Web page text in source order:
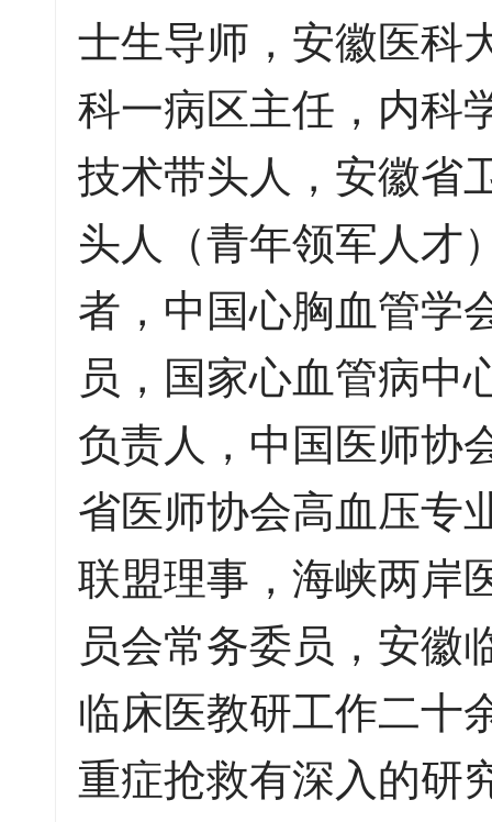
士生导师，安徽医科
科一病区主任，内科
技术带头人，安徽省
头人（青年领军人才
者，中国心胸血管学
员，国家心血管病中
负责人，中国医师协
省医师协会高血压专
联盟理事，海峡两岸
员会常务委员，安徽
临床医教研工作二十
重症抢救有深入的研